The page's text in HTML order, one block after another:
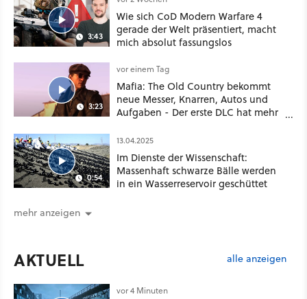
3:43
Wie sich CoD Modern Warfare 4
gerade der Welt präsentiert, macht
mich absolut fassungslos
3:23
vor einem Tag
Mafia: The Old Country bekommt
neue Messer, Knarren, Autos und
Aufgaben - Der erste DLC hat mehr
0:54
13.04.2025
Im Dienste der Wissenschaft:
Massenhaft schwarze Bälle werden
in ein Wasserreservoir geschüttet
mehr anzeigen
AKTUELL alle anzeigen
vor 4 Minuten